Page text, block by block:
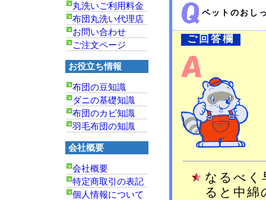
ペットのおし
ご回答欄
なるべく
ると中綿
丸洗いご利用料金
布団丸洗い代理店
お問い合わせ
ご注文ページ
お役立ち情報
布団の豆知識
ダニの基礎知識
布団のカビ知識
羽毛布団の知識
会社概要
会社概要
特定商取引の表記
個人情報について